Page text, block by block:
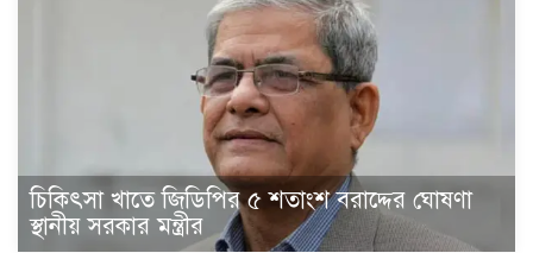
চিকিৎসা খাতে জিডিপির ৫ শতাংশ বরাদ্দের ঘোষণা
স্থানীয় সরকার মন্ত্রীর